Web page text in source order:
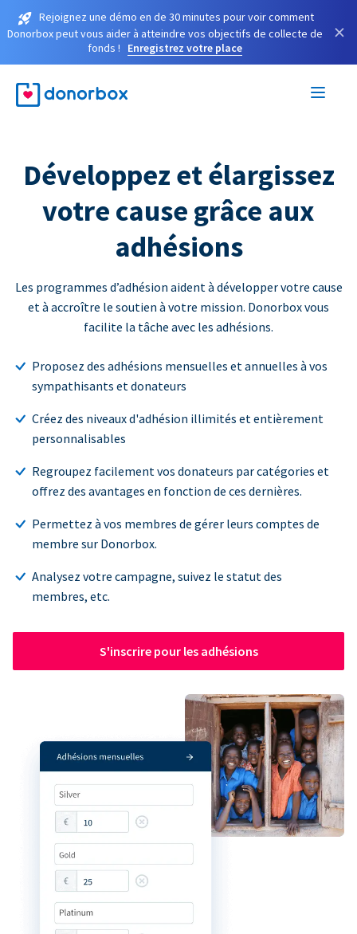
Rejoignez une démo en de 30 minutes pour voir comment
Donorbox peut vous aider à atteindre vos objectifs de collecte de
fonds !
Enregistrez votre place
×
Développez et élargissez
votre cause grâce aux
adhésions
Les programmes d’adhésion aident à développer votre cause
et à accroître le soutien à votre mission. Donorbox vous
facilite la tâche avec les adhésions.
Proposez des adhésions mensuelles et annuelles à vos
sympathisants et donateurs
Créez des niveaux d'adhésion illimités et entièrement
personnalisables
Regroupez facilement vos donateurs par catégories et
offrez des avantages en fonction de ces dernières.
Permettez à vos membres de gérer leurs comptes de
membre sur Donorbox.
Analysez votre campagne, suivez le statut des
membres, etc.
S'inscrire pour les adhésions